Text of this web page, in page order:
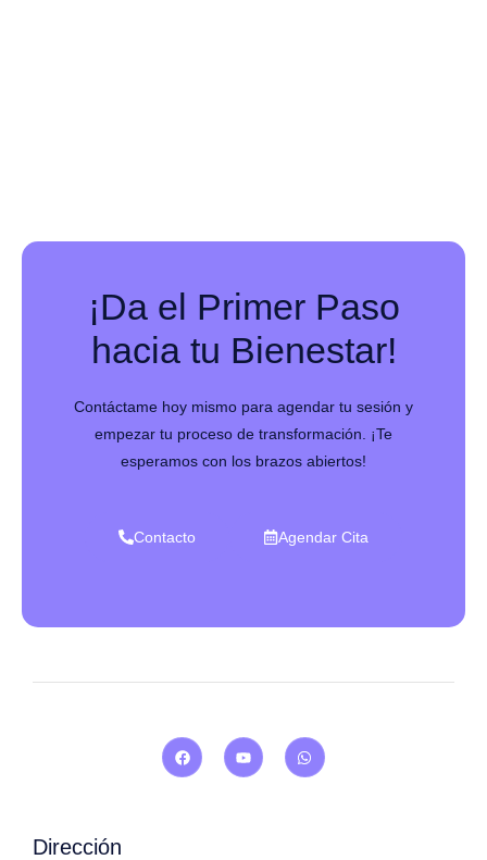
¡Da el Primer Paso
hacia tu Bienestar!
Contáctame hoy mismo para agendar tu sesión y
empezar tu proceso de transformación. ¡Te
esperamos con los brazos abiertos!
Contacto Agendar Cita
Dirección